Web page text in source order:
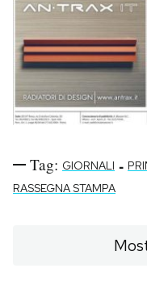
Tag: GIORNALI -
RASSEGNA STAMPA